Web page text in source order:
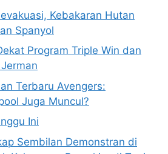
Kebakaran Hutan
Spanyol
Program Triple Win dan
Terbaru Avengers:
Juga Muncul?
Ini
Sembilan Demonstran di